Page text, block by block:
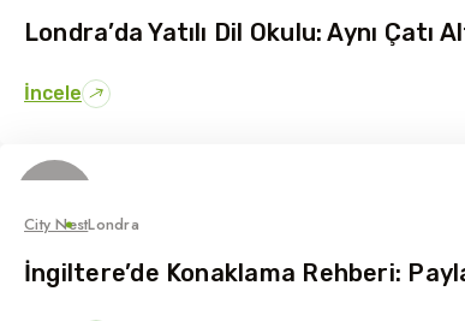
Londra’da Yatılı Dil Okulu: Aynı
İncele
City NestLondra
İngiltere’de Konaklama Rehberi: